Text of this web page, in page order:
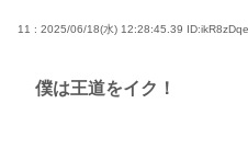
11 : 2025/06/18(水) 12:28:45.39
僕は王道をイク！